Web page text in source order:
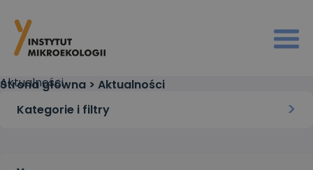
Strona główna > Aktualności
Aktualności
Kategorie i filtry